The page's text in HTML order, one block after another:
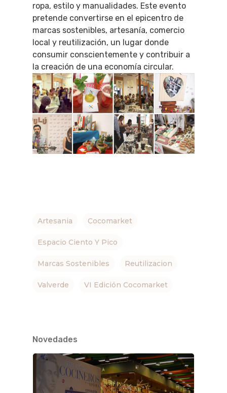
ropa, estilo y manualidades. Este evento
pretende convertirse en el epicentro de
marcas sostenibles, artesanía, comercio
local y reutilización, un lugar donde
consumir conscientemente y contribuir a
la creación de una economía circular.
Artesania Cocomarket
Espacio Ciento Y Pico
Marcas Sostenibles Reutilizacion
Valverde VI Edición Cocomarket
Novedades